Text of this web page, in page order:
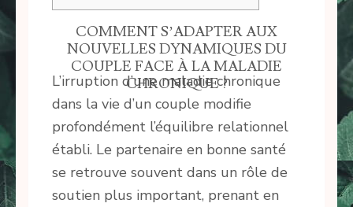
COMMENT S’ADAPTER AUX
NOUVELLES DYNAMIQUES DU
COUPLE FACE À LA MALADIE
CHRONIQUE ?
L’irruption d’une maladie chronique
dans la vie d’un couple modifie
profondément l’équilibre relationnel
établi. Le partenaire en bonne santé
se retrouve souvent dans un rôle de
soutien plus important, prenant en